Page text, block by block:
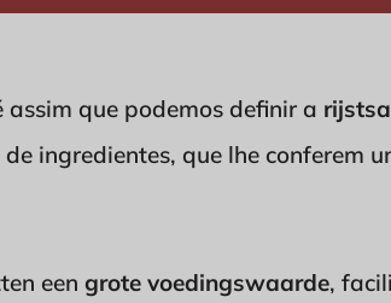
que podemos definir a
ingredientes, que lhe conferem
een grote voedingswaarde,